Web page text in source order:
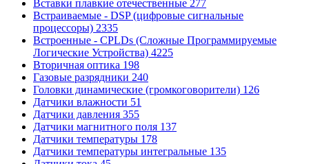
Вставки плавкие отечественные 277
Встраиваемые - DSP (цифровые сигнальные
процессоры) 2335
Встроенные - CPLDs (Сложные Программируемые
Логические Устройства) 4225
Вторичная оптика 198
Газовые разрядники 240
Головки динамические (громкоговорители) 126
Датчики влажности 51
Датчики давления 355
Датчики магнитного поля 137
Датчики температуры 178
Датчики температуры интегральные 135